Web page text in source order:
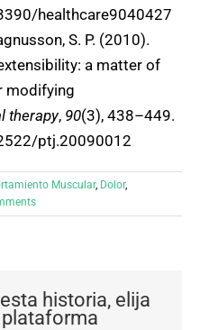
healthcare9040427
S. P. (2010).
a matter of
modifying
therapy, 90(3), 438–449.
ptj.20090012
Muscular, Dolor,
historia, elija